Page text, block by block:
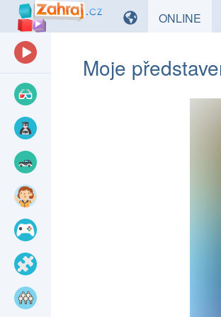
ONLINE
Moje